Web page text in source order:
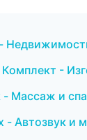
-
- Массаж и
- Автозвук и